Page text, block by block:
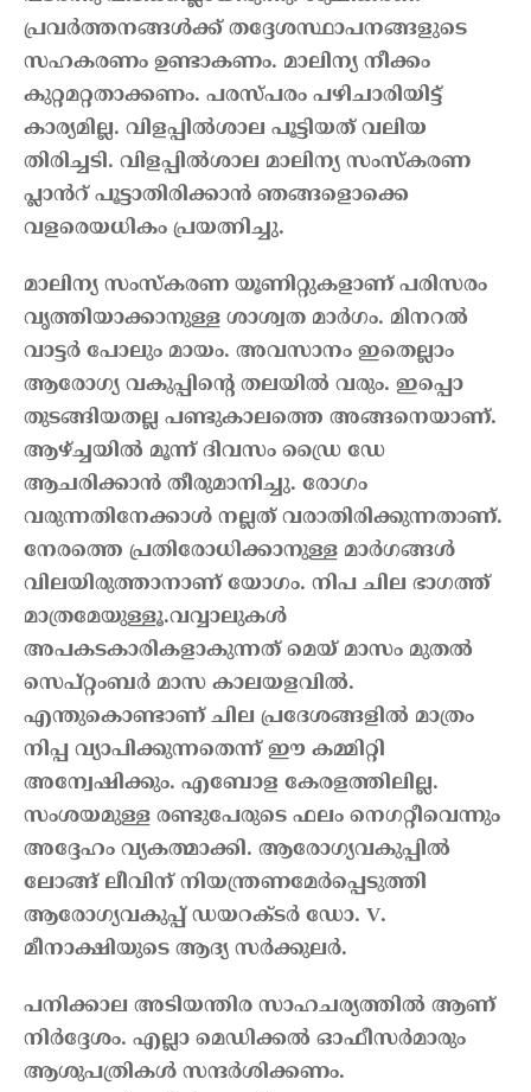
പ്രവർത്തനങ്ങൾക്ക് തദ്ദേശസ്ഥാപനങ്ങളുടെ
സഹകരണം ഉണ്ടാകണം. മാലിന്യ നീക്കം
കുറ്റമറ്റതാക്കണം. പരസ്പരം പഴിചാരിയിട്ട്
കാര്യമില്ല. വിളപ്പിൽശാല പൂട്ടിയത് വലിയ
തിരിച്ചടി. വിളപ്പിൽശാല മാലിന്യ സംസ്കരണ
പ്ലാൻറ് പൂട്ടാതിരിക്കാൻ ഞങ്ങളൊക്കെ
വളരെയധികം പ്രയത്നിച്ചു.
മാലിന്യ സംസ്കരണ യൂണിറ്റുകളാണ് പരിസരം
വൃത്തിയാക്കാനുള്ള ശാശ്വത മാർഗം. മിനറൽ
വാട്ടർ പോലും മായം. അവസാനം ഇതെല്ലാം
ആരോഗ്യ വകുപ്പിന്റെ തലയിൽ വരും. ഇപ്പൊ
തുടങ്ങിയതല്ല പണ്ടുകാലത്തെ അങ്ങനെയാണ്.
ആഴ്ച്ചയിൽ മൂന്ന് ദിവസം ഡ്രൈ ഡേ
ആചരിക്കാൻ തീരുമാനിച്ചു. രോഗം
വരുന്നതിനേക്കാൾ നല്ലത് വരാതിരിക്കുന്നതാണ്.
നേരത്തെ പ്രതിരോധിക്കാനുള്ള മാർഗങ്ങൾ
വിലയിരുത്താനാണ് യോഗം. നിപ ചില ഭാഗത്ത്
മാത്രമേയുള്ളൂ.വവ്വാലുകൾ
അപകടകാരികളാകുന്നത് മെയ് മാസം മുതൽ
സെപ്റ്റംബർ മാസ കാലയളവിൽ.
എന്തുകൊണ്ടാണ് ചില പ്രദേശങ്ങളിൽ മാത്രം
നിപ്പ വ്യാപിക്കുന്നതെന്ന് ഈ കമ്മിറ്റി
അന്വേഷിക്കും. എബോള കേരളത്തിലില്ല.
സംശയമുള്ള രണ്ടുപേരുടെ ഫലം നെഗറ്റീവെന്നും
അദ്ദേഹം വ്യകത്മാക്കി. ആരോഗ്യവകുപ്പിൽ
ലോങ്ങ് ലീവിന് നിയന്ത്രണമേർപ്പെടുത്തി
ആരോഗ്യവകുപ്പ് ഡയറക്ടർ ഡോ. V.
മീനാക്ഷിയുടെ ആദ്യ സർക്കുലർ.
പനിക്കാല അടിയന്തിര സാഹചര്യത്തിൽ ആണ്
നിർദ്ദേശം. എല്ലാ മെഡിക്കൽ ഓഫീസർമാരും
ആശുപത്രികൾ സന്ദർശിക്കണം.